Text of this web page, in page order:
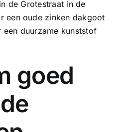
de Grotestraat in de
een oude zinken dakgoot
duurzame kunststof
goed